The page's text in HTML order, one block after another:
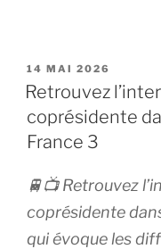
PUBLIÉ
LE
14 MAI 2026
Retrouvez
coprésidente
France 3
🚆📺 Retrouvez
coprésidente
qui évoque les